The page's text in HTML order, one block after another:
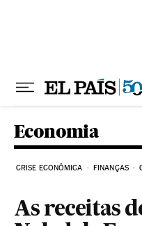
Economia
CRISE ECONÔMICA FINANÇAS
As receitas